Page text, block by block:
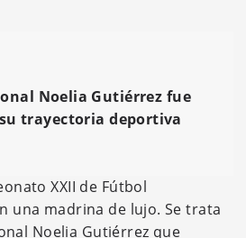
Noelia Gutiérrez fue
trayectoria deportiva
XXII de Fútbol
una madrina de lujo. Se trata
Noelia Gutiérrez que